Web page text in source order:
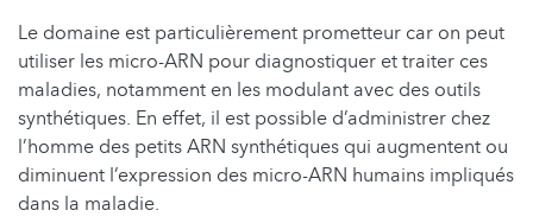
Le domaine est particulièrement prometteur car on peut
utiliser les micro-ARN pour diagnostiquer et traiter ces
maladies, notamment en les modulant avec des outils
synthétiques. En effet, il est possible d’administrer chez
l’homme des petits ARN synthétiques qui augmentent ou
diminuent l’expression des micro-ARN humains impliqués
dans la maladie.